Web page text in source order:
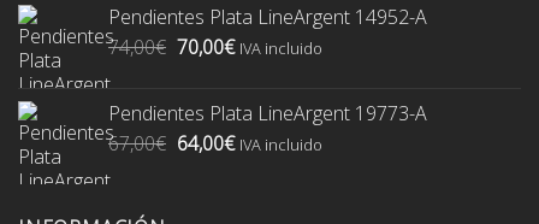
era:
74,00€.
es:
70,00€.
Pendientes Plata LineArgent 14952-A
74,00€ El
era:
74,00€.
70,00€El
es:
70,00€.
IVA incluido
Pendientes Plata LineArgent 19773-A
67,00€ El
64,00€ElIVA incluido